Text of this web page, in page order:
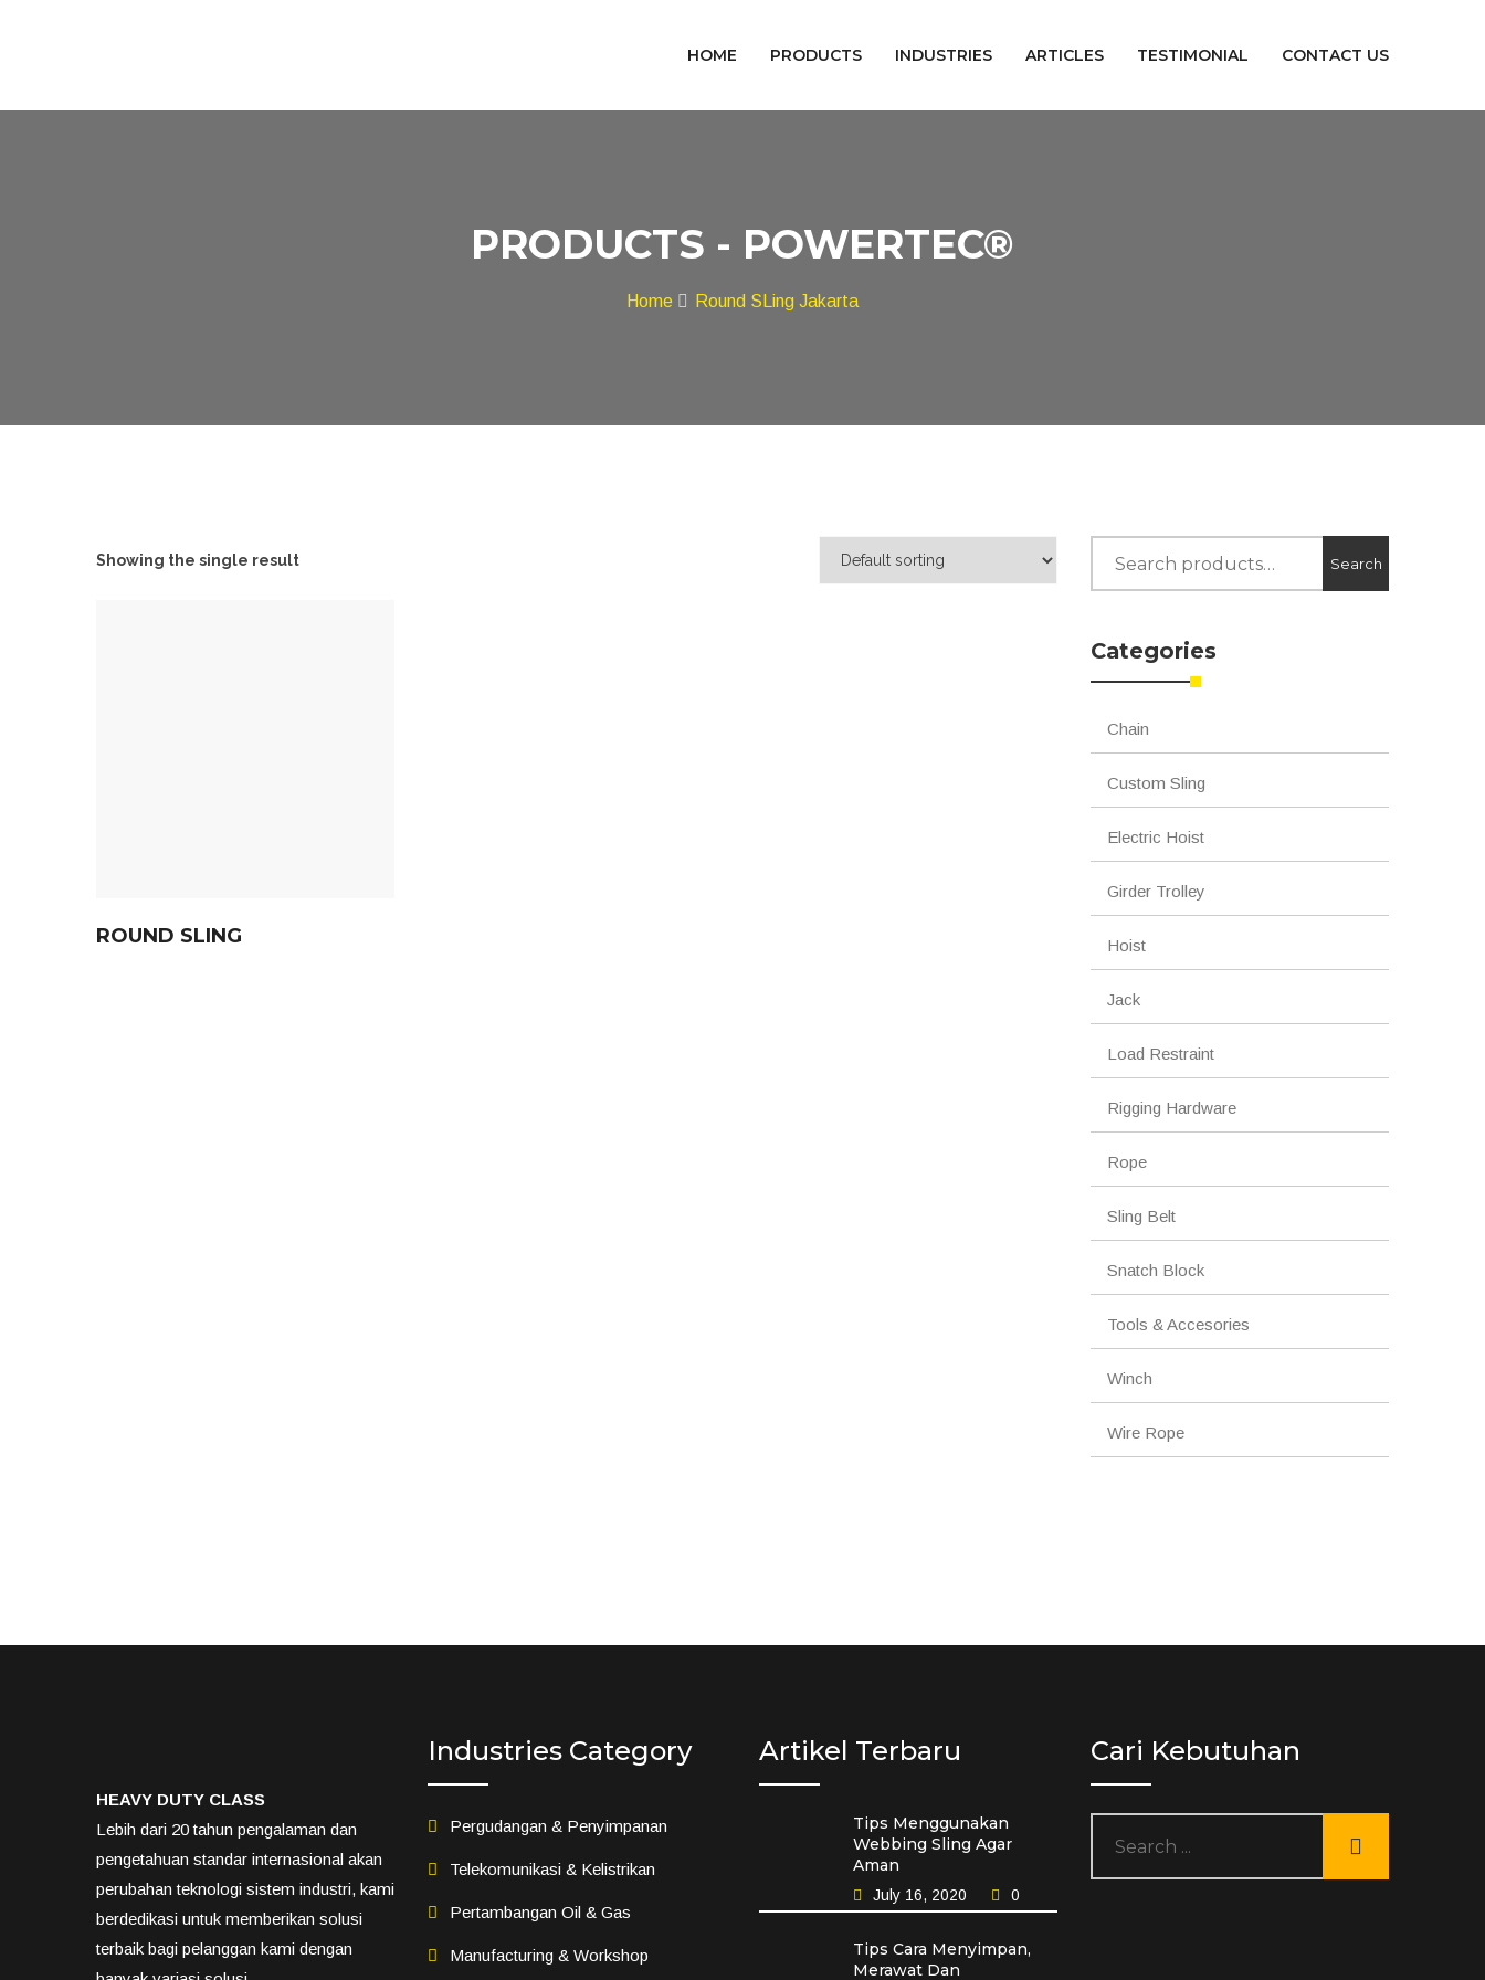
HOME PRODUCTS INDUSTRIES ARTICLES TESTIMONIAL CONTACT US
PRODUCTS - POWERTEC®
Home Round SLing Jakarta
Showing the single result
ROUND SLING
for:
Search
Categories
Chain
Custom Sling
Electric Hoist
Girder Trolley
Hoist
Jack
Load Restraint
Rigging Hardware
Rope
Sling Belt
Snatch Block
Tools & Accesories
Winch
Wire Rope
HEAVY DUTY CLASS
Lebih dari 20 tahun pengalaman dan
pengetahuan standar internasional akan
perubahan teknologi sistem industri, kami
berdedikasi untuk memberikan solusi
terbaik bagi pelanggan kami dengan
Industries Category
Pergudangan & Penyimpanan
Telekomunikasi & Kelistrikan
Pertambangan Oil & Gas
Manufacturing & Workshop
Artikel Terbaru
Tips Menggunakan
Webbing Sling Agar
Aman
July 16, 2020 0
Tips Cara Menyimpan,
Merawat Dan
Cari Kebutuhan